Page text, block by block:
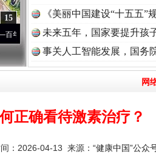
15
事⑧加强纪律..·[视频]牢记初心使命 奋进复兴征
《美丽中国建设“十五五”
未来五年，国家要提升孩
事关人工智能发展，国务
网
正确看待激素治疗？
：2026-04-13 来源： “健康中国”公众